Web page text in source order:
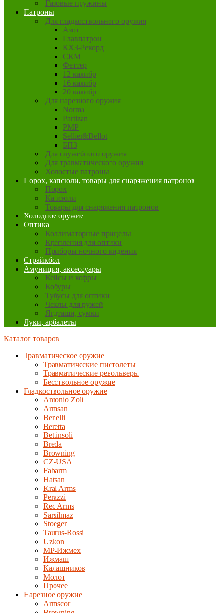
Газовые пружины
Патроны
Для гладкоствольного оружия
Азот
Главпатрон
КХЗ-Рекорд
СКМ
Феттер
12 калибр
16 калибр
20 калибр
Для нарезного оружия
Norma
Partizan
PMP
Sellier&Bellot
БПЗ
Для служебного оружия
Для травматического оружия
Холостые патроны
Порох, капсюли, товары для снаряжения патронов
Порох
Капсюли
Товары для снаряжения патронов
Холодное оружие
Оптика
Коллиматорные прицелы
Крепления для оптики
Приборы ночного видения
Страйкбол
Амуниция, аксессуары
Кейсы и кофры
Кобуры
Тубусы для оптики
Чехлы для ружей
Ягдташи, сумки
Луки, арбалеты
Каталог товаров
Травматическое оружие
Травматические пистолеты
Травматические револьверы
Бесствольное оружие
Гладкоствольное оружие
Antonio Zoli
Armsan
Benelli
Beretta
Bettinsoli
Breda
Browning
CZ-USA
Fabarm
Hatsan
Kral Arms
Perazzi
Rec Arms
Sarsilmaz
Stoeger
Taurus-Rossi
Uzkon
MP-Ижмех
Ижмаш
Калашников
Молот
Прочее
Нарезное оружие
Armscor